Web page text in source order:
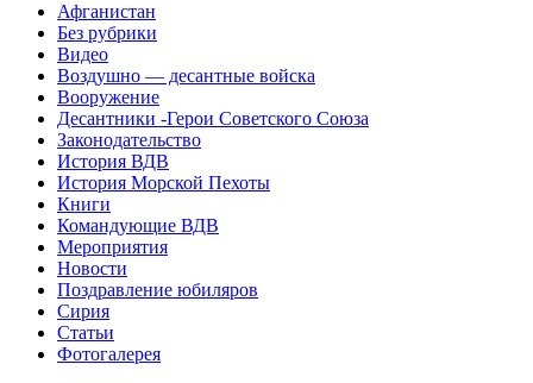
Афганистан
Без рубрики
Видео
Воздушно — десантные войска
Вооружение
Десантники -Герои Советского Союза
Законодательство
История ВДВ
История Морской Пехоты
Книги
Командующие ВДВ
Мероприятия
Новости
Поздравление юбиляров
Сирия
Статьи
Фотогалерея